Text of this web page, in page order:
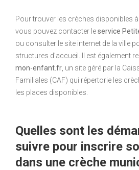
Pour trouver les crèches disponibles à
vous pouvez contacter leservice
ou consulter le site internet de la ville
structures d’accueil. Il est également
mon-enfant.fr , un site géré par la
Familiales (CAF) qui répertorie les
les places disponibles.
Quelles sont les
suivre pour inscrire
dans une crèche